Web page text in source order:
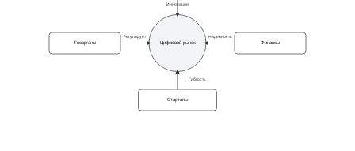
Госорганы Финансы
Стартапы
Цифровой рынок
Инновации
Регулирует Надежность
Гибкость